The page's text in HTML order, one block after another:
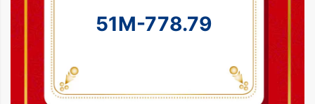
51M-778.79